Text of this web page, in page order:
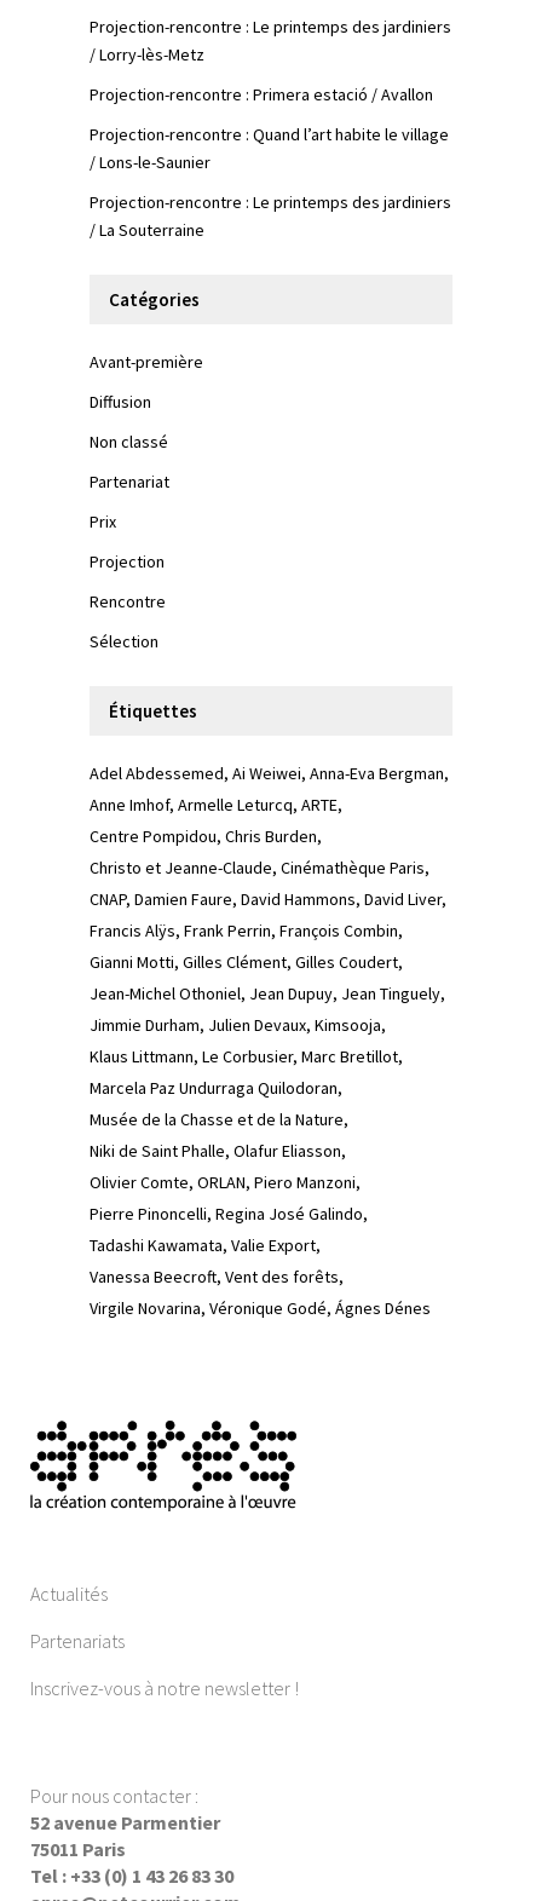
Projection-rencontre : Le printemps des jardiniers
/ Lorry-lès-Metz
Projection-rencontre : Primera estació / Avallon
Projection-rencontre : Quand l’art habite le village
/ Lons-le-Saunier
Projection-rencontre : Le printemps des jardiniers
/ La Souterraine
Catégories
Avant-première
Diffusion
Non classé
Partenariat
Prix
Projection
Rencontre
Sélection
Étiquettes
Adel Abdessemed Ai Weiwei Anna-Eva Bergman
Anne Imhof Armelle Leturcq ARTE
Centre Pompidou Chris Burden
Christo et Jeanne-Claude Cinémathèque Paris
CNAP Damien Faure David Hammons David Liver
Francis Alÿs Frank Perrin François Combin
Gianni Motti Gilles Clément Gilles Coudert
Jean-Michel Othoniel Jean Dupuy Jean Tinguely
Jimmie Durham Julien Devaux Kimsooja
Klaus Littmann Le Corbusier Marc Bretillot
Marcela Paz Undurraga Quilodoran
Musée de la Chasse et de la Nature
Niki de Saint Phalle Olafur Eliasson
Olivier Comte ORLAN Piero Manzoni
Pierre Pinoncelli Regina José Galindo
Tadashi Kawamata Valie Export
Vanessa Beecroft Vent des forêts
Virgile Novarina Véronique Godé Ágnes Dénes
Actualités
Partenariats
Inscrivez-vous à notre newsletter !
Pour nous contacter :
52 avenue Parmentier
75011 Paris
Tel : +33 (0) 1 43 26 83 30